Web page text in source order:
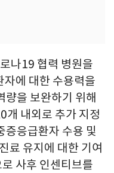
나19 협력 병원을
자에 대한 수용력을
을 보완하기 위해
개 내외로 추가 지정
증응급환자 수용 및
료 유지에 대한 기여
사후 인센티브를